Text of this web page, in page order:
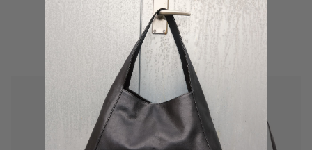
LOS MÁS VENDIDOS
Exploraaquí